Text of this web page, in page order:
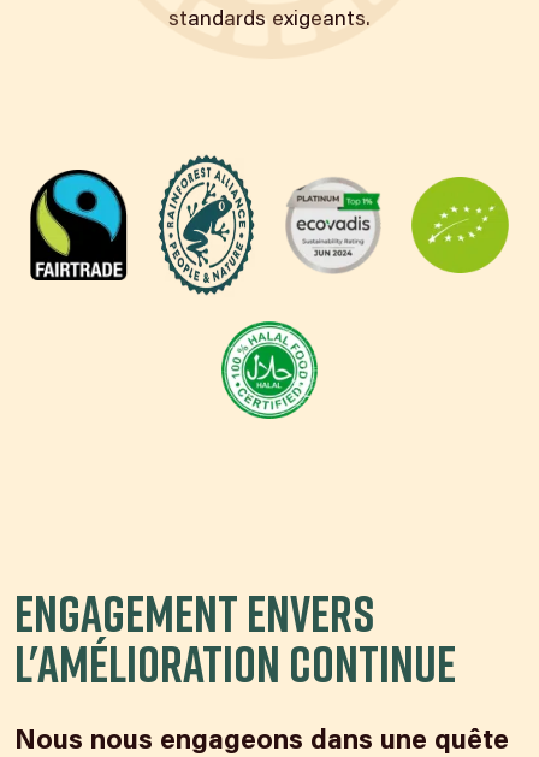
standards exigeants.
Engagement envers
l'amélioration continue
Nous nous engageons dans une quête